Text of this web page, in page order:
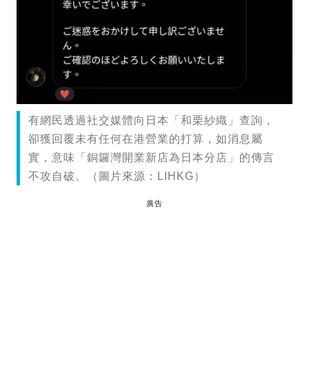
有網民透過社交媒體向日本「和栗紗織」查詢，
卻獲回覆未有任何在港營業的打算，如消息屬
實，意味「銅鑼灣開業新店為日本分店」的傳言
不攻自破。（圖片來源：LIHKG）
廣告